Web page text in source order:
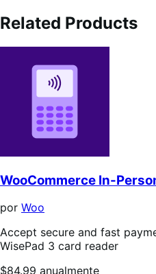
Related Products
WooCommerce In-
por Woo
Accept secure and fast
WisePad 3 card reader
Precio:
$84.99 anualmente